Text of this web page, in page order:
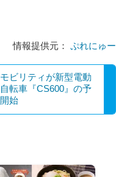
情報提供元： ぷれにゅー
ビリティが新型電動
転車『CS600』の予
始